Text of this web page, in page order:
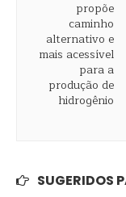
SUGERIDOS